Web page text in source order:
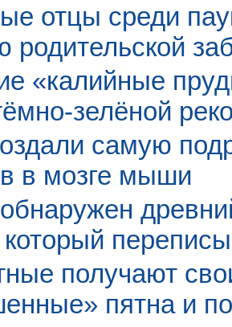
отцы среди
родительской
«калийные
зелёной
самую
в мозге мыши
получают
пятна и